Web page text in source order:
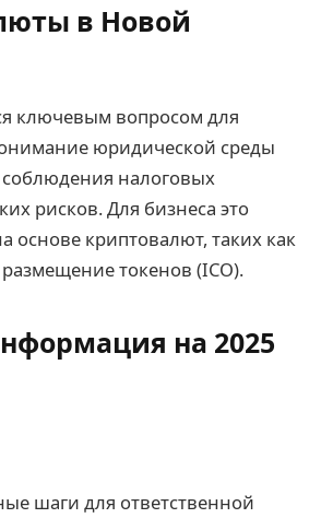
в Новой
ключевым вопросом для
юридической среды
налоговых
рисков. Для бизнеса это
основе криптовалют, таких как
токенов (ICO).
на 2025
шаги для ответственной